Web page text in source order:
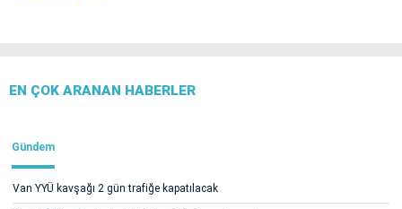
EN ÇOK ARANAN HABERLER
Gündem
Van YYÜ kavşağı 2 gün trafiğe kapatılacak